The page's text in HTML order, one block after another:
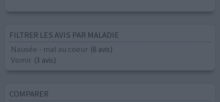
FILTRER LES AVIS PAR MALADIE
Nausée - mal au coeur (6 avis)
Vomir (3 avis)
COMPARER